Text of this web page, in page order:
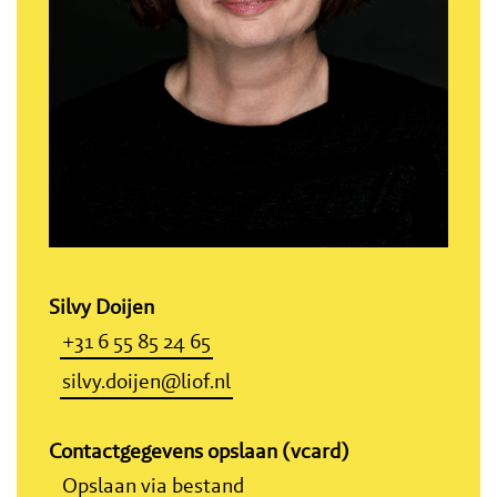
Silvy Doijen
+31 6 55 85 24 65
silvy.doijen@liof.nl
Contactgegevens opslaan (vcard)
Opslaan via bestand